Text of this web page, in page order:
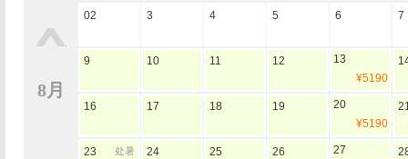
8月
02
3 4 5 6 7
9 10 11 12
13
¥5190
16 17 18 19
20
¥5190
23 处暑 24 25 26
27